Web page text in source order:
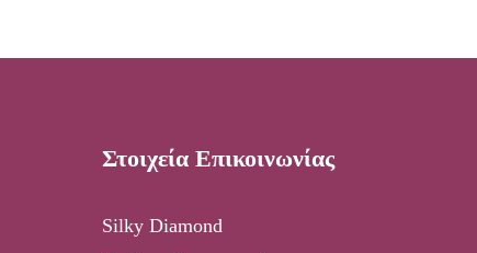
Στοιχεία Επικοινωνίας
Silky Diamond